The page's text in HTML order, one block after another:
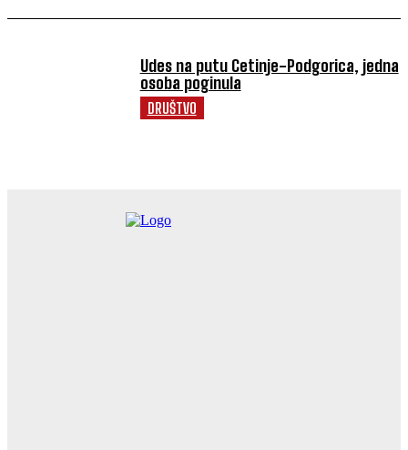
Udes na putu Cetinje-Podgorica, jedna
osoba poginula
DRUŠTVO